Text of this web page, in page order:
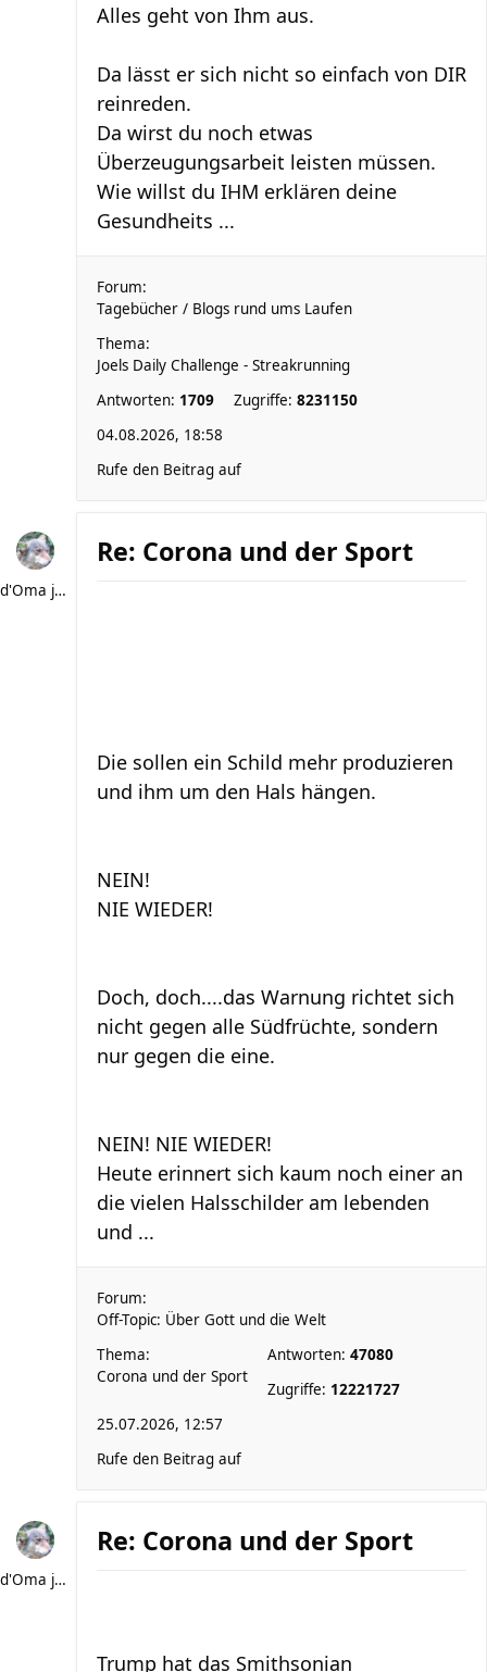
Alles geht von Ihm aus.
Da lässt er sich nicht so einfach von DIR
reinreden.
Da wirst du noch etwas
Überzeugungsarbeit leisten müssen.
Wie willst du IHM erklären deine
Gesundheits ...
Forum:
Tagebücher / Blogs rund ums Laufen
Thema:
Joels Daily Challenge - Streakrunning
Antworten: 1709 Zugriffe: 8231150
04.08.2026, 18:58
Rufe den Beitrag auf
d'Oma joggt
Re: Corona und der Sport
Die sollen ein Schild mehr produzieren
und ihm um den Hals hängen.
NEIN!
NIE WIEDER!
Doch, doch....das Warnung richtet sich
nicht gegen alle Südfrüchte, sondern
nur gegen die eine.
NEIN! NIE WIEDER!
Heute erinnert sich kaum noch einer an
die vielen Halsschilder am lebenden
und ...
Forum:
Off-Topic: Über Gott und die Welt
Thema:
Corona und der Sport
Antworten: 47080
Zugriffe: 12221727
25.07.2026, 12:57
Rufe den Beitrag auf
d'Oma joggt
Re: Corona und der Sport
Trump hat das Smithsonian